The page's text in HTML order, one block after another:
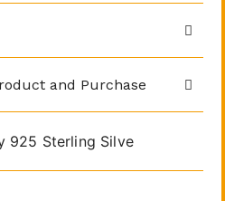
and Purchase
925 Sterling Silve